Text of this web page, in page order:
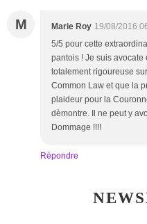
M Marie Roy 19/08/2016
5/5 pour cette
pantois ! Je suis avocate
totalement rigoureuse
Common Law et que la
plaideur pour la
dèmontre. Il ne peut y
Dommage !!!!
Répondre